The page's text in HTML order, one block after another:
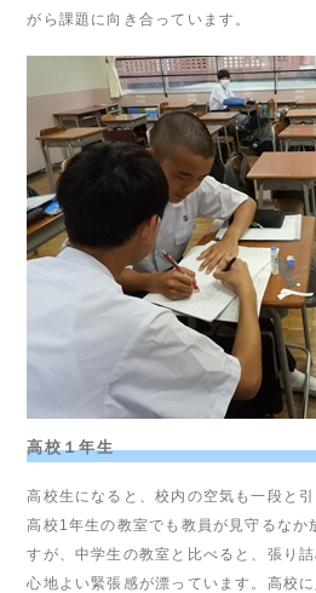
がら課題に向き合っています。
高校１年生
高校生になると、校内の空気も一段と引
高校1年生の教室でも教員が見守るなか
すが、中学生の教室と比べると、張り
心地よい緊張感が漂っています。高校